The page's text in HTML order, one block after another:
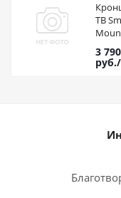
ТВ
Black
35кг
3 790
руб.